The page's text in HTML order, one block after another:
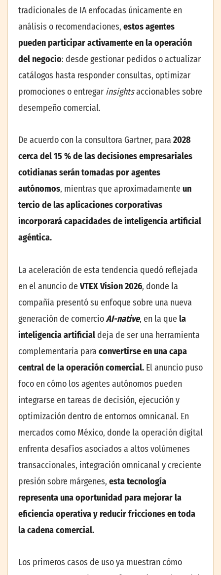
tradicionales de IA enfocadas únicamente en
análisis o recomendaciones, estos agentes
pueden participar activamente en la operación
del negocio: desde gestionar pedidos o actualizar
catálogos hasta responder consultas, optimizar
promociones o entregar insightsaccionables sobre
desempeño comercial.
De acuerdo con la consultora Gartner, para 2028
cerca del 15 % de las decisiones empresariales
cotidianas serán tomadas por agentes
autónomos, mientras que aproximadamente un
tercio de las aplicaciones corporativas
incorporará capacidades de inteligencia artificial
agéntica.
La aceleración de esta tendencia quedó reflejada
en el anuncio de VTEX Vision 2026, donde la
compañía presentó su enfoque sobre una nueva
generación de comercioAI-native, en la que la
inteligencia artificial deja de ser una herramienta
complementaria para convertirse en una capa
central de la operación comercial. El anuncio puso
foco en cómo los agentes autónomos pueden
integrarse en tareas de decisión, ejecución y
optimización dentro de entornos omnicanal. En
mercados como México, donde la operación digital
enfrenta desafíos asociados a altos volúmenes
transaccionales, integración omnicanal y creciente
presión sobre márgenes, esta tecnología
representa una oportunidad para mejorar la
eficiencia operativa y reducir fricciones en toda
la cadena comercial.
Los primeros casos de uso ya muestran cómo